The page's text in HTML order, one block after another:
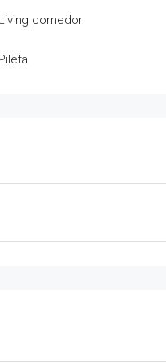
Living comedor
Pileta